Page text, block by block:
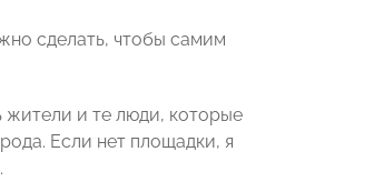
сделать, чтобы самим
жители и те люди, которые
Если нет площадки, я